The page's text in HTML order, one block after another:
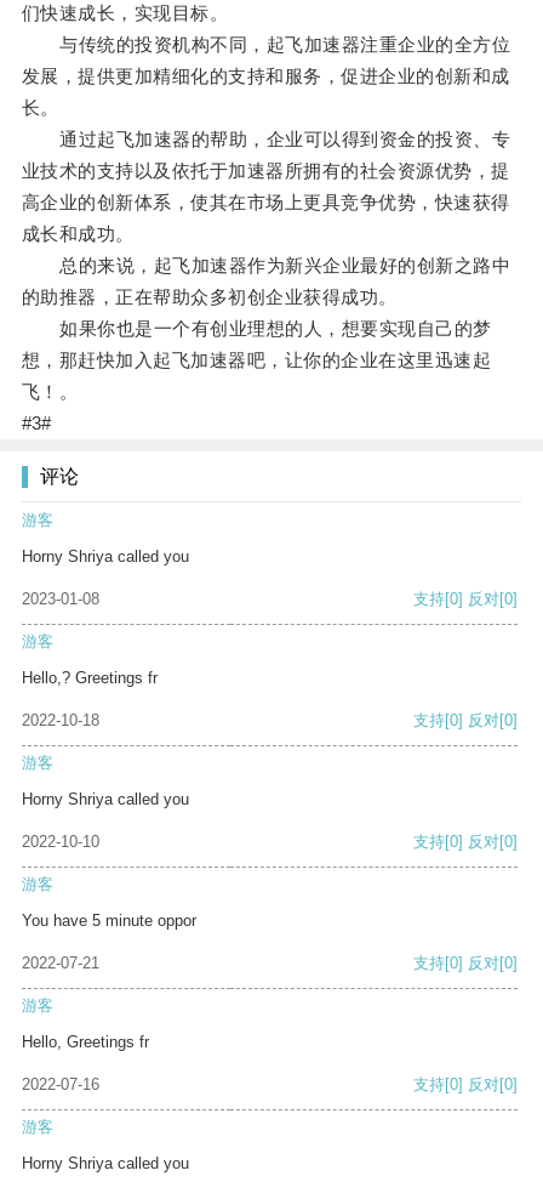
们快速成长，实现目标。
与传统的投资机构不同，起飞加速器注重企业的全方位
发展，提供更加精细化的支持和服务，促进企业的创新和成
长。
通过起飞加速器的帮助，企业可以得到资金的投资、专
业技术的支持以及依托于加速器所拥有的社会资源优势，提
高企业的创新体系，使其在市场上更具竞争优势，快速获得
成长和成功。
总的来说，起飞加速器作为新兴企业最好的创新之路中
的助推器，正在帮助众多初创企业获得成功。
如果你也是一个有创业理想的人，想要实现自己的梦
想，那赶快加入起飞加速器吧，让你的企业在这里迅速起
飞！。
#3#
评论
游客
Horny Shriya called you
2023-01-08 支持[0] 反对[0]
游客
Hello,? Greetings fr
2022-10-18 支持[0] 反对[0]
游客
Horny Shriya called you
2022-10-10 支持[0] 反对[0]
游客
You have 5 minute oppor
2022-07-21 支持[0] 反对[0]
游客
Hello, Greetings fr
2022-07-16 支持[0] 反对[0]
游客
Horny Shriya called you